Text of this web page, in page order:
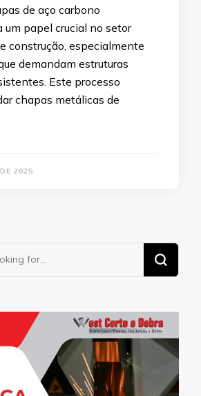
de aço carbono
um papel crucial no setor
construção, especialmente
demandam estruturas
Este processo
chapas metálicas de
2025